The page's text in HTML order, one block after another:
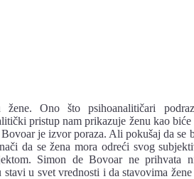
Ono što psihoanalitičari
pristup nam prikazuje ženu kao biće
je izvor poraza. Ali pokušaj da se
da se žena mora odreći svog
Simon de Bovoar ne prihvata
u svet vrednosti i da stavovima